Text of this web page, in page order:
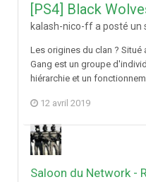
[PS4] Black
kalash-nico-ff a posté un
Les origines du clan ? Situé
Gang est un groupe
hiérarchie et un
12 avril 2019
Saloon du Network -